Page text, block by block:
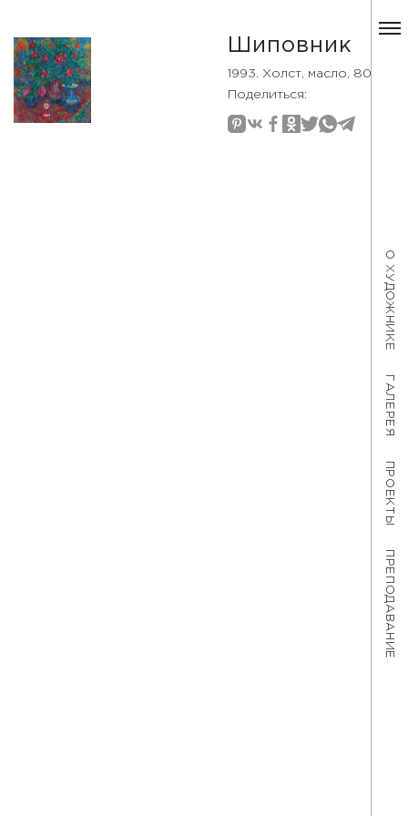
О ХУДОЖНИКЕ
ГАЛЕРЕЯ
ПРОЕКТЫ
ПРЕПОДАВАНИЕ
Шиповник
1993. Холст, масло, 80×75
Поделиться: